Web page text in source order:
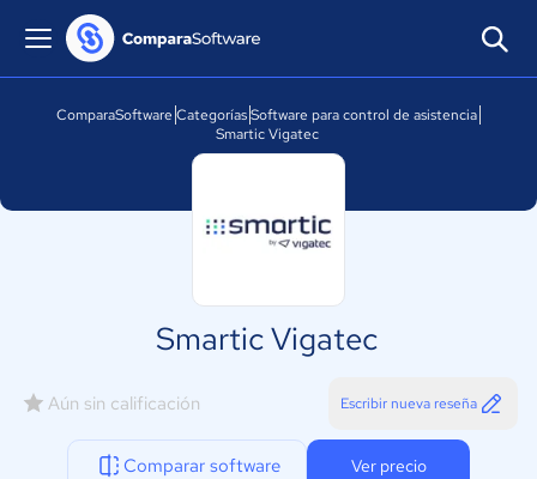
ComparaSoftware CategoríasSoftware para control de asistencia
Smartic Vigatec
Smartic Vigatec
Aún sin calificación Escribir nueva reseña
Comparar software Ver precio